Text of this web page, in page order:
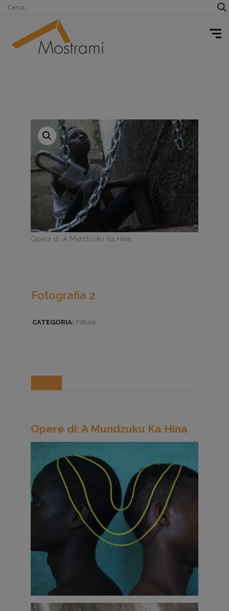
Opera di: A Mundzuku Ka Hina
Fotografia 2
CATEGORIA: Pittura
Opere di: A Mundzuku Ka Hina